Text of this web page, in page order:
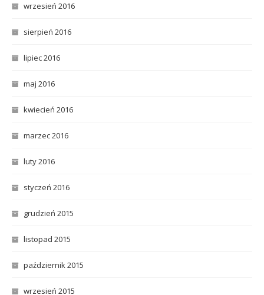
wrzesień 2016
sierpień 2016
lipiec 2016
maj 2016
kwiecień 2016
marzec 2016
luty 2016
styczeń 2016
grudzień 2015
listopad 2015
październik 2015
wrzesień 2015